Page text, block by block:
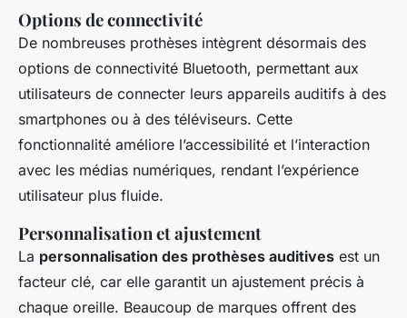
Options de connectivité
De nombreuses prothèses intègrent désormais des
options de connectivité Bluetooth, permettant aux
utilisateurs de connecter leurs appareils auditifs à des
smartphones ou à des téléviseurs. Cette
fonctionnalité améliore l’accessibilité et l’interaction
avec les médias numériques, rendant l’expérience
utilisateur plus fluide.
Personnalisation et ajustement
La personnalisation des prothèses auditives est un
facteur clé, car elle garantit un ajustement précis à
chaque oreille. Beaucoup de marques offrent des